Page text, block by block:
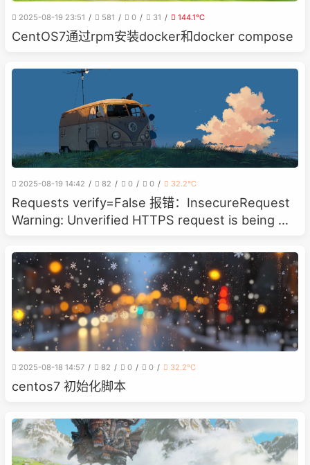
2025-08-19 23:51 581 0 31 144.1℃
CentOS7通过rpm安装docker和docker compose
2025-08-19 14:42 82 0 0 32.2℃
Requests verify=False 报错：InsecureRequest
Warning: Unverified HTTPS request is being ma
2025-08-18 14:57 82 0 0 32.2℃
centos7 初始化脚本